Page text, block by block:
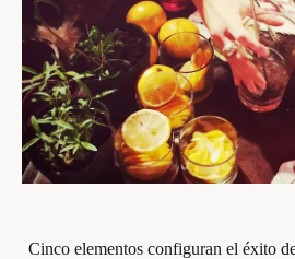
Cinco elementos configuran el éxito